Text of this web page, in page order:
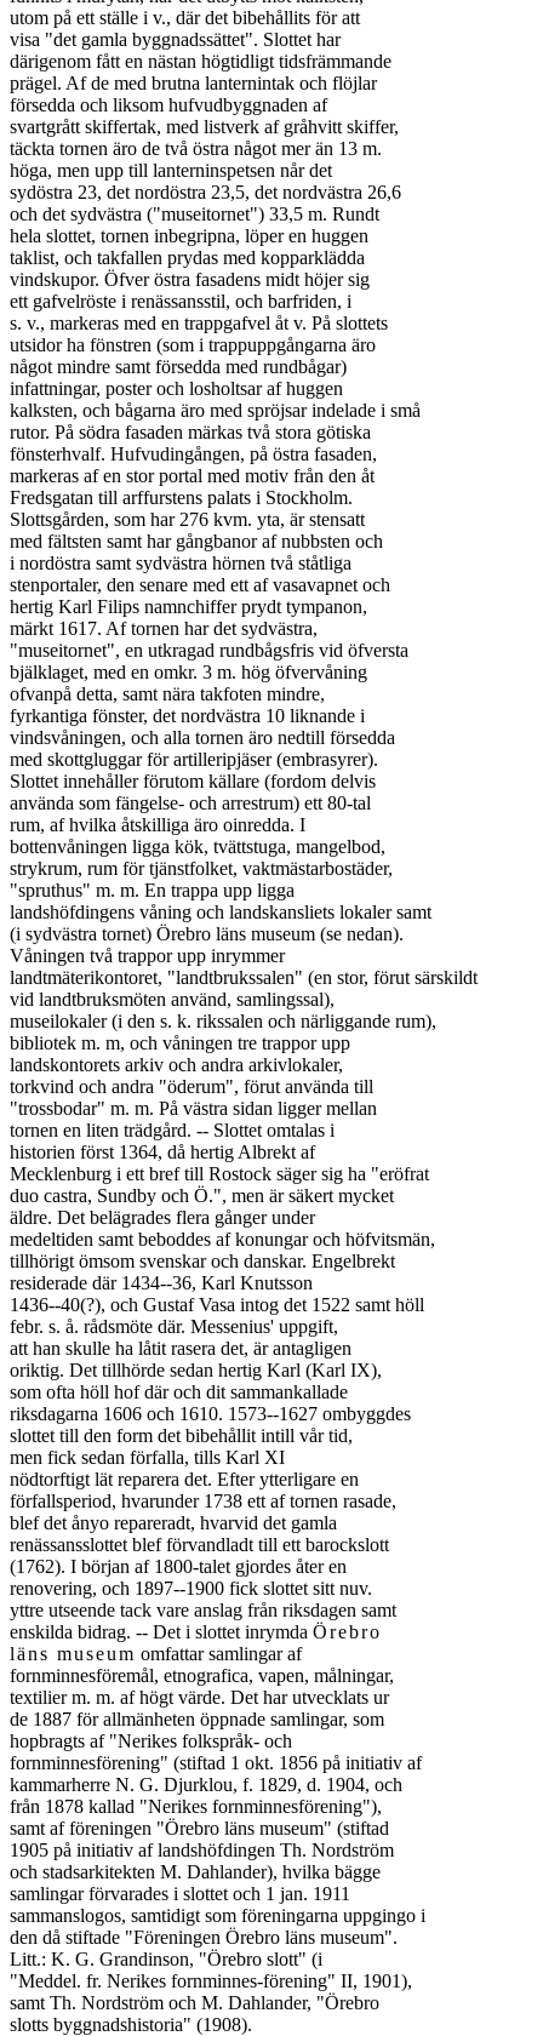
utom på ett ställe i v., där det bibehållits för att
visa "det gamla byggnadssättet". Slottet har
därigenom fått en nästan högtidligt tidsfrämmande
prägel. Af de med brutna lanternintak och flöjlar
försedda och liksom hufvudbyggnaden af
svartgrått skiffertak, med listverk af gråhvitt skiffer,
täckta tornen äro de två östra något mer än 13 m.
höga, men upp till lanterninspetsen når det
sydöstra 23, det nordöstra 23,5, det nordvästra 26,6
och det sydvästra ("museitornet") 33,5 m. Rundt
hela slottet, tornen inbegripna, löper en huggen
taklist, och takfallen prydas med kopparklädda
vindskupor. Öfver östra fasadens midt höjer sig
ett gafvelröste i renässansstil, och barfriden, i
s. v., markeras med en trappgafvel åt v. På slottets
utsidor ha fönstren (som i trappuppgångarna äro
något mindre samt försedda med rundbågar)
infattningar, poster och losholtsar af huggen
kalksten, och bågarna äro med spröjsar indelade i små
rutor. På södra fasaden märkas två stora götiska
fönsterhvalf. Hufvudingången, på östra fasaden,
markeras af en stor portal med motiv från den åt
Fredsgatan till arffurstens palats i Stockholm.
Slottsgården, som har 276 kvm. yta, är stensatt
med fältsten samt har gångbanor af nubbsten och
i nordöstra samt sydvästra hörnen två ståtliga
stenportaler, den senare med ett af vasavapnet och
hertig Karl Filips namnchiffer prydt tympanon,
märkt 1617. Af tornen har det sydvästra,
"museitornet", en utkragad rundbågsfris vid öfversta
bjälklaget, med en omkr. 3 m. hög öfvervåning
ofvanpå detta, samt nära takfoten mindre,
fyrkantiga fönster, det nordvästra 10 liknande i
vindsvåningen, och alla tornen äro nedtill försedda
med skottgluggar för artilleripjäser (embrasyrer).
Slottet innehåller förutom källare (fordom delvis
använda som fängelse- och arrestrum) ett 80-tal
rum, af hvilka åtskilliga äro oinredda. I
bottenvåningen ligga kök, tvättstuga, mangelbod,
strykrum, rum för tjänstfolket, vaktmästarbostäder,
"spruthus" m. m. En trappa upp ligga
landshöfdingens våning och landskansliets lokaler samt
(i sydvästra tornet) Örebro läns museum (se nedan).
Våningen två trappor upp inrymmer
landtmäterikontoret, "landtbrukssalen" (en stor, förut särskildt
vid landtbruksmöten använd, samlingssal),
museilokaler (i den s. k. rikssalen och närliggande rum),
bibliotek m. m, och våningen tre trappor upp
landskontorets arkiv och andra arkivlokaler,
torkvind och andra "öderum", förut använda till
"trossbodar" m. m. På västra sidan ligger mellan
tornen en liten trädgård. -- Slottet omtalas i
historien först 1364, då hertig Albrekt af
Mecklenburg i ett bref till Rostock säger sig ha "eröfrat
duo castra, Sundby och Ö.", men är säkert mycket
äldre. Det belägrades flera gånger under
medeltiden samt beboddes af konungar och höfvitsmän,
tillhörigt ömsom svenskar och danskar. Engelbrekt
residerade där 1434--36, Karl Knutsson
1436--40(?), och Gustaf Vasa intog det 1522 samt höll
febr. s. å. rådsmöte där. Messenius' uppgift,
att han skulle ha låtit rasera det, är antagligen
oriktig. Det tillhörde sedan hertig Karl (Karl IX),
som ofta höll hof där och dit sammankallade
riksdagarna 1606 och 1610. 1573--1627 ombyggdes
slottet till den form det bibehållit intill vår tid,
men fick sedan förfalla, tills Karl XI
nödtorftigt lät reparera det. Efter ytterligare en
förfallsperiod, hvarunder 1738 ett af tornen rasade,
blef det ånyo repareradt, hvarvid det gamla
renässansslottet blef förvandladt till ett barockslott
(1762). I början af 1800-talet gjordes åter en
renovering, och 1897--1900 fick slottet sitt nuv.
yttre utseende tack vare anslag från riksdagen samt
enskilda bidrag. -- Det i slottet inrymda Örebro
läns museum omfattar samlingar af
fornminnesföremål, etnografica, vapen, målningar,
textilier m. m. af högt värde. Det har utvecklats ur
de 1887 för allmänheten öppnade samlingar, som
hopbragts af "Nerikes folkspråk- och
fornminnesförening" (stiftad 1 okt. 1856 på initiativ af
kammarherre N. G. Djurklou, f. 1829, d. 1904, och
från 1878 kallad "Nerikes fornminnesförening"),
samt af föreningen "Örebro läns museum" (stiftad
1905 på initiativ af landshöfdingen Th. Nordström
och stadsarkitekten M. Dahlander), hvilka bägge
samlingar förvarades i slottet och 1 jan. 1911
sammanslogos, samtidigt som föreningarna uppgingo i
den då stiftade "Föreningen Örebro läns museum".
Litt.: K. G. Grandinson, "Örebro slott" (i
"Meddel. fr. Nerikes fornminnes-förening" II, 1901),
samt Th. Nordström och M. Dahlander, "Örebro
slotts byggnadshistoria" (1908).